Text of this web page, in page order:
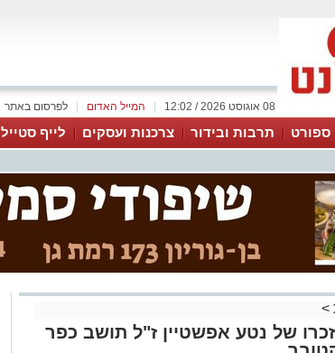
לפרסום באתר המייל האדום 08 אוגוסט 2026 / 12:02
ספורט תרבות ובידור צרכנות ועסקים לייף סטייל
>
של נטע אפשטיין ז"ל תושב כפר